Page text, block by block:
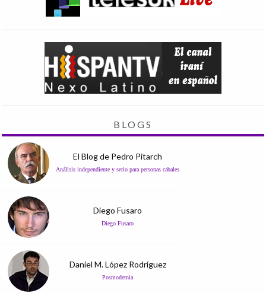
BLOGS
El Blog de Pedro Pitarch
Análisis independiente y serio para personas cabales
Diego Fusaro
Diego Fusaro
Daniel M. López Rodríguez
Posmodernia